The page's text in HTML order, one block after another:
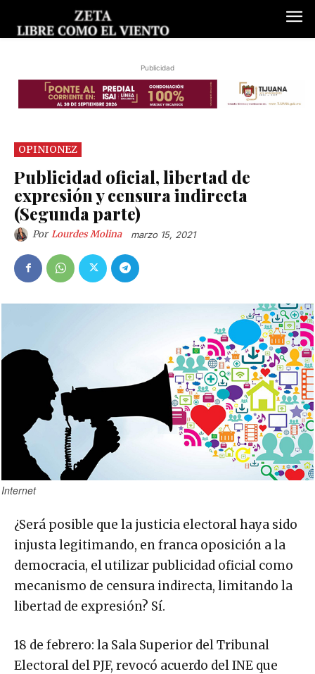
Publicidad
OPINIONEZ
Publicidad oficial, libertad de
expresión y censura indirecta
(Segunda parte)
Por Lourdes Molina marzo 15, 2021
Internet
¿Será posible que la justicia electoral haya sido
injusta legitimando, en franca oposición a la
democracia, el utilizar publicidad oficial como
mecanismo de censura indirecta, limitando la
libertad de expresión? Sí.
18 de febrero: la Sala Superior del Tribunal
Electoral del PJF, revocó acuerdo del INE que